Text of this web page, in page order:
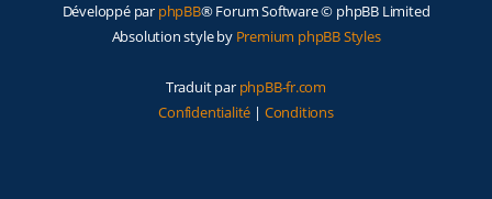
Développé par phpBB® Forum Software © phpBB Limited
Absolution style by Premium phpBB Styles
Traduit par phpBB-fr.com
Confidentialité | Conditions